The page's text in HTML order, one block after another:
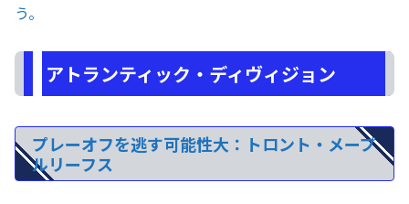
う。
アトランティック・ディヴィジョン
プレーオフを逃す可能性大：トロント・メープ
ルリーフス